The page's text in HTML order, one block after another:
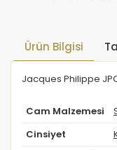
Ürün Bilgisi
Jacques Philippe
Cam Malzemesi
Cinsiyet